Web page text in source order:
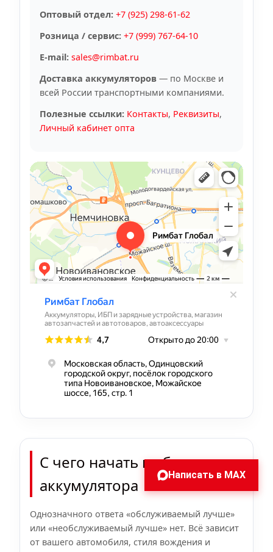
Оптовый отдел: +7 (925) 298-61-62
Розница / сервис: +7 (999) 767-64-10
E-mail: sales@rimbat.ru
Доставка аккумуляторов — по Москве и
всей России транспортными компаниями.
Полезные ссылки: Контакты, Реквизиты,
Личный кабинет опта
С чего начать выбор
аккумулятора
Однозначного ответа «обслуживаемый лучше»
или «необслуживаемый лучше» нет. Всё зависит
от вашего автомобиля, стиля вождения и
Написать в MAX